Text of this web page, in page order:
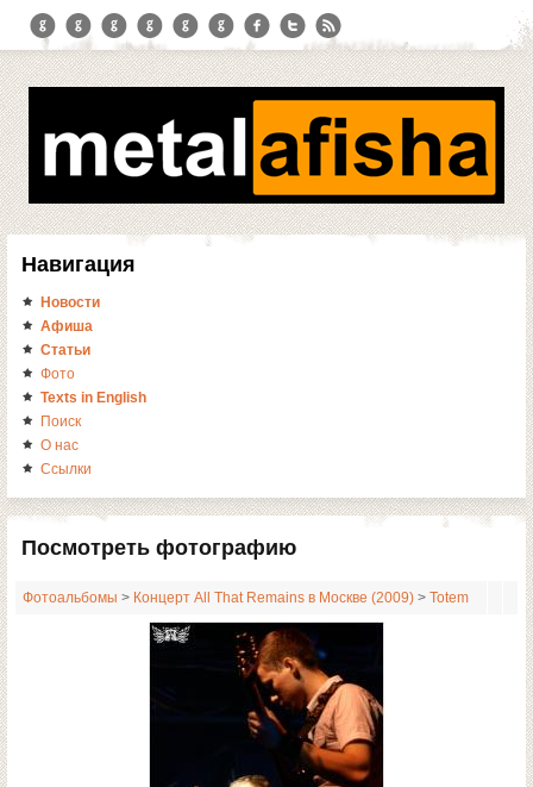
Навигация
Новости
Афиша
Статьи
Фото
Texts in English
Поиск
О нас
Ссылки
Посмотреть фотографию
Фотоальбомы > Концерт All That Remains в Москве (2009) > Totem